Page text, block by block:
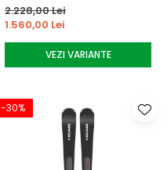
2.228,00 Lei
1.560,00 Lei
VEZI VARIANTE
-30%